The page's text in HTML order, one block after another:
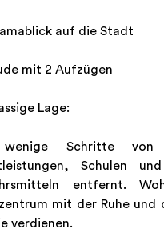
auf die Stadt
mit 2 Aufzügen
Lage:
Schritte von
Schulen
entfernt.
mit der Ruhe und
verdienen.